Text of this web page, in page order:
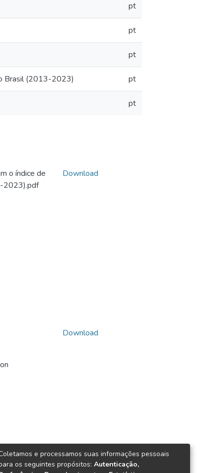
pt
pt
pt
Brasil (2013-2023) pt
pt
o índice de
2023).pdf
Download
Download
e processamos suas informações pessoais
os seguintes propósitos: Autenticação,